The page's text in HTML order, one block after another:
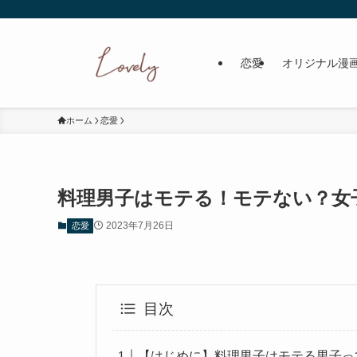
恋愛 オリジナル漫
ホーム 恋愛
料理男子はモテる！モテない？
恋愛 2023年7月26日
目次